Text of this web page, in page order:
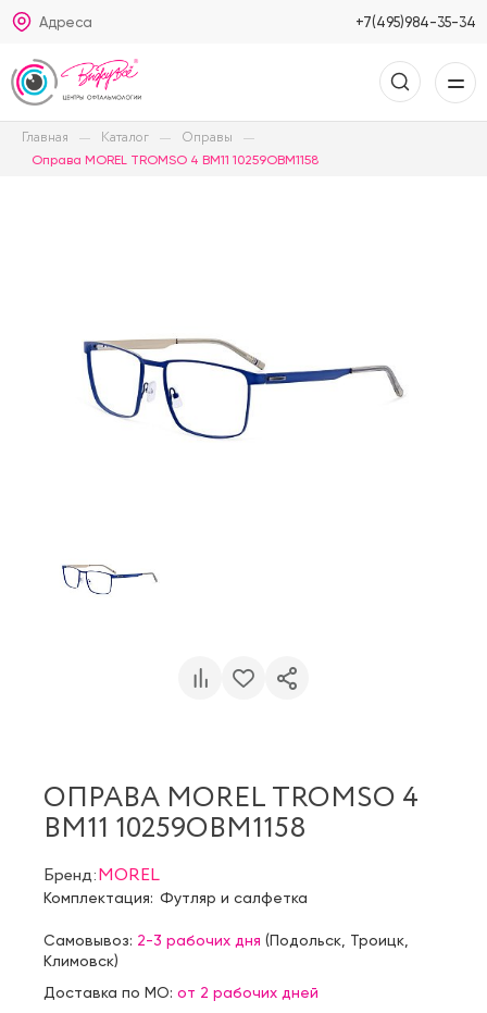
Адреса +7(495)984-35-34
Главная Каталог Оправы
Оправа MOREL TROMSO 4 BM11 10259OBM1158
ОПРАВА MOREL TROMSO 4
BM11 10259OBM1158
Бренд:MOREL
Комплектация: Футляр и салфетка
Самовывоз: 2-3 рабочих дня (Подольск Троицк
Климовск)
Доставка по МО: от 2 рабочих дней